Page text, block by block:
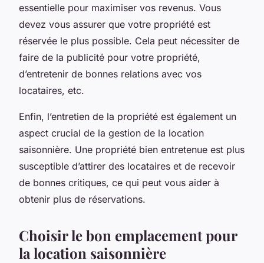
essentielle pour maximiser vos revenus. Vous
devez vous assurer que votre propriété est
réservée le plus possible. Cela peut nécessiter de
faire de la publicité pour votre propriété,
d’entretenir de bonnes relations avec vos
locataires, etc.
Enfin, l’entretien de la propriété est également un
aspect crucial de la gestion de la location
saisonnière. Une propriété bien entretenue est plus
susceptible d’attirer des locataires et de recevoir
de bonnes critiques, ce qui peut vous aider à
obtenir plus de réservations.
Choisir le bon emplacement pour
la location saisonnière